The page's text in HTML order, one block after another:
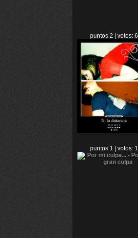
puntos 2 | votos: 6
puntos 1 | votos: 1